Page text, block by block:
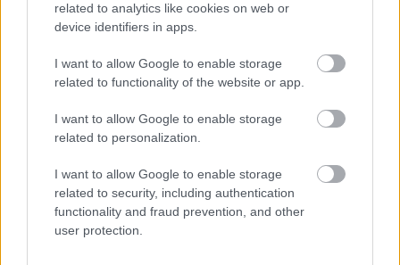
related to analytics like cookies on web or
device identifiers in apps.
I want to allow Google to enable storage
related to functionality of the website or app.
I want to allow Google to enable storage
related to personalization.
I want to allow Google to enable storage
related to security, including authentication
functionality and fraud prevention, and other
user protection.